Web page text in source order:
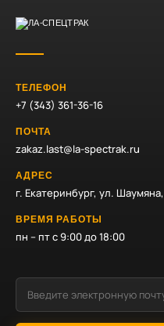
ТЕЛЕФОН
+7 (343) 361-36-16
ПОЧТА
zakaz.last@la-spectrak.ru
АДРЕС
г. Екатеринбург, ул.
ВРЕМЯ РАБОТЫ
пн – пт с 9:00 до 18:00